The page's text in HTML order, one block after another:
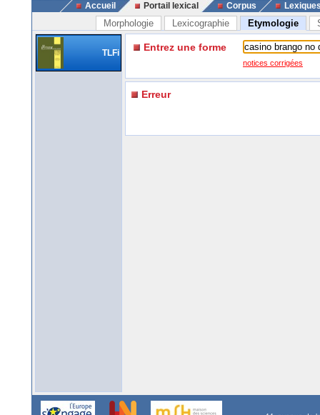
Accueil Portail lexical Corpus
Morphologie Lexicographie Etymologie
TLFi Entrez une forme
notices corrigées
Erreur